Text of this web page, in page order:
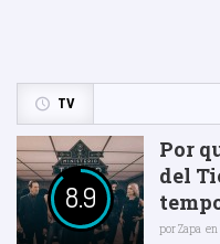
TV
8.9
Por
del
porZapa en